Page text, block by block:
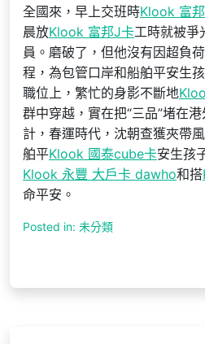
全國來，早上交班時Klook 富
晨放Klook 富邦J卡工時就被爭
員。磨破了，但他沒有因超負
程，為包管口岸和船舶平安生
職位上，繁忙的身影不斷地
群中穿越，實在把“三品”堵在
計，春運時代，沈朝查獲夾帶
舶平Klook 國泰cube卡安生孩
Klook 永豐 大戶卡 dawho和搭
命平安。
Posted in: 未分類